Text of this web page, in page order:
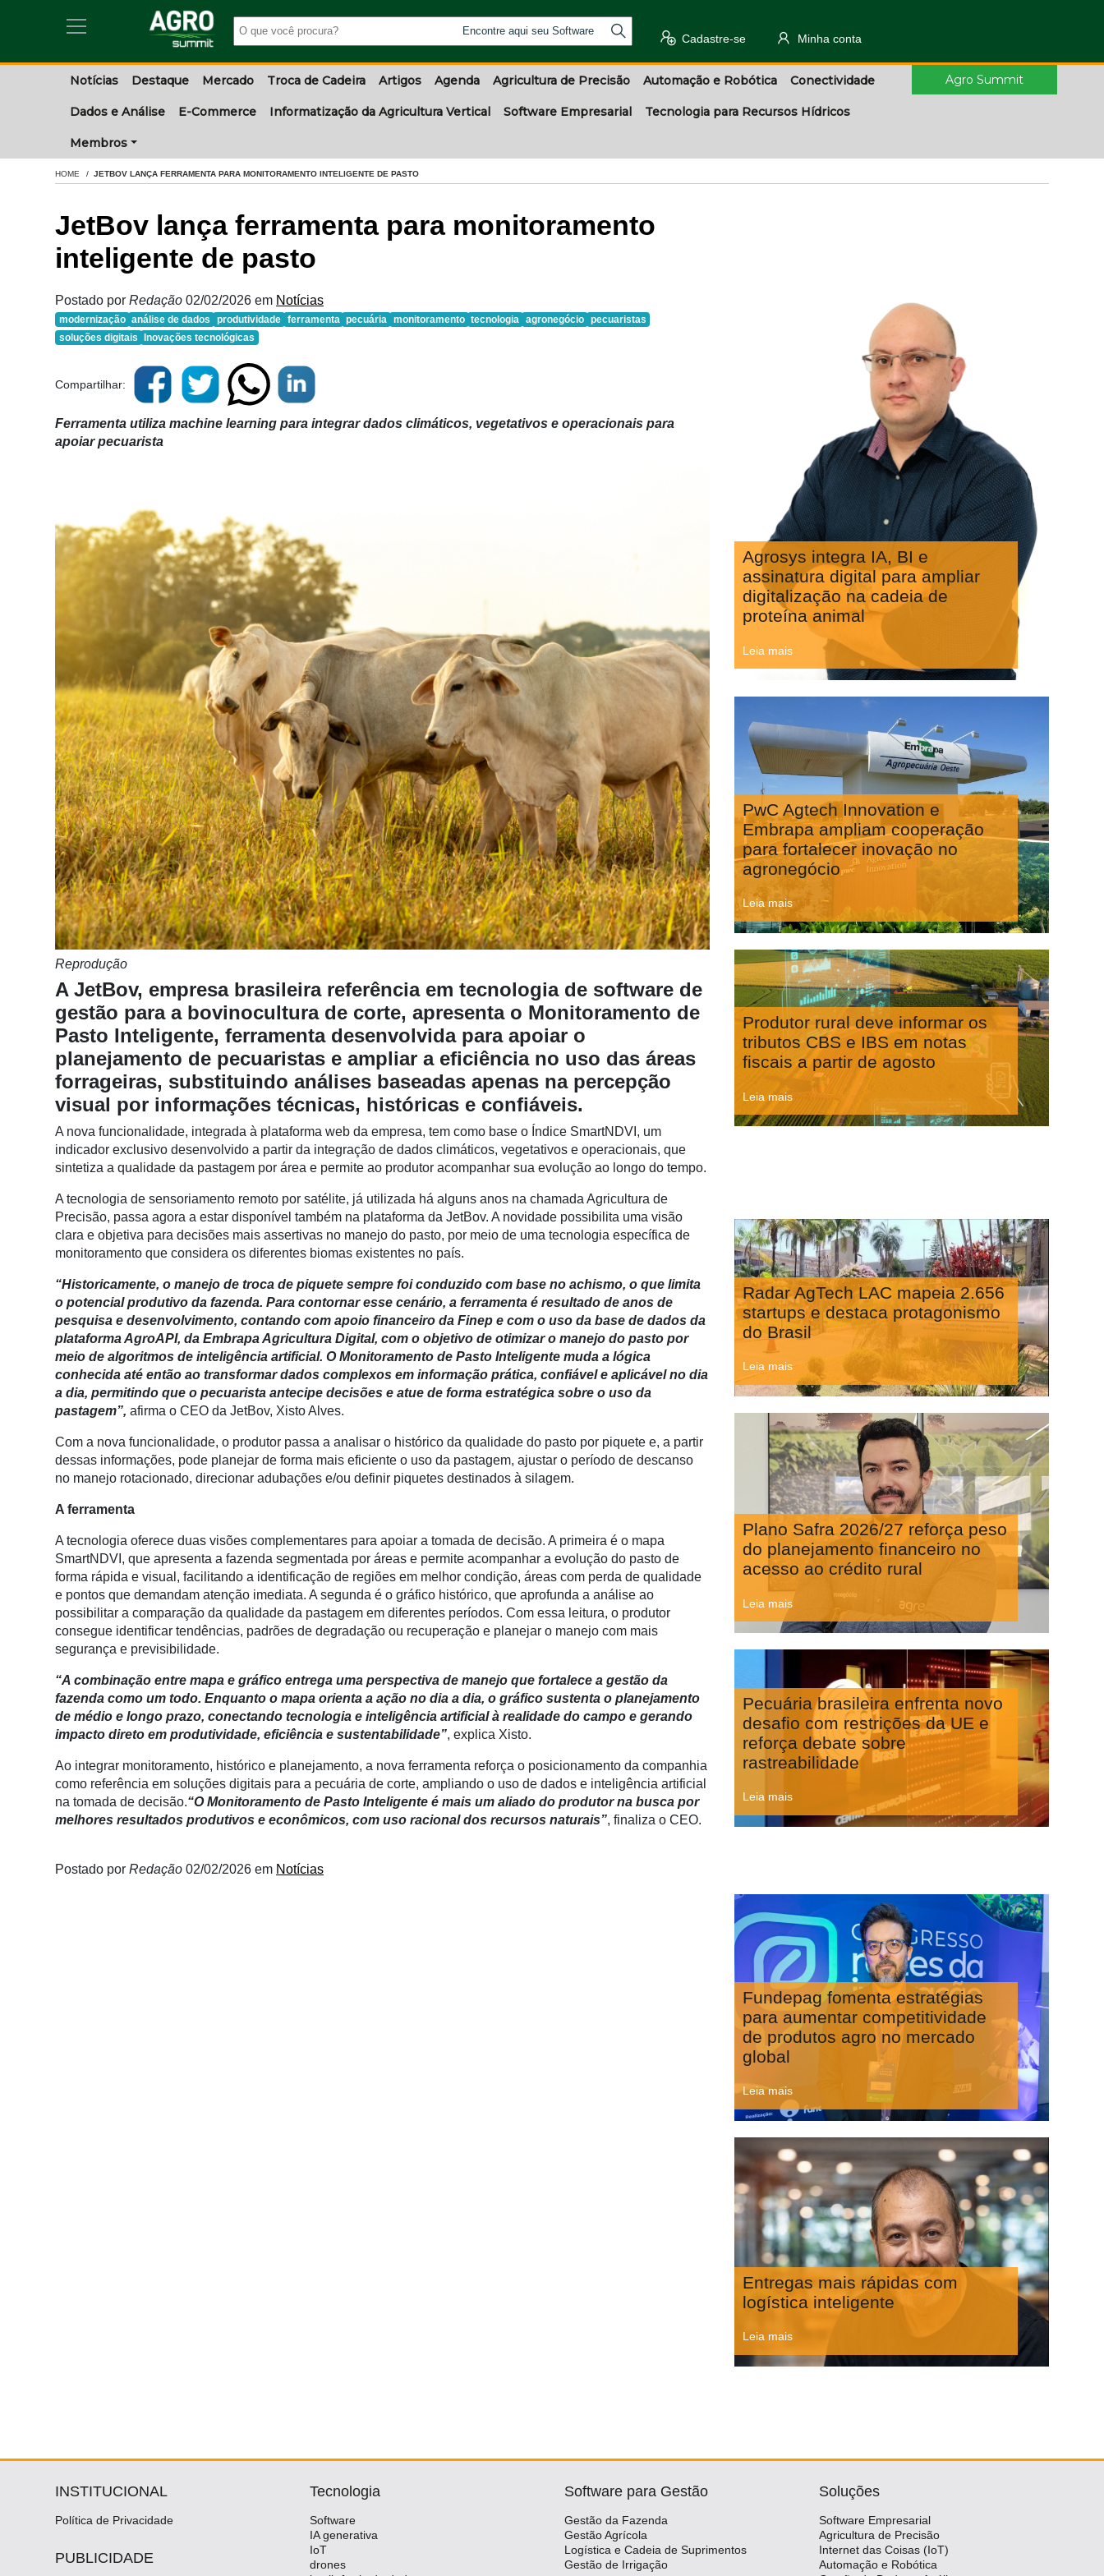
Destaque
Mercado
Precisão
Automação
Robótica
Conectividade
Commerce
Informatização
Agricultura
Software
Empresarial
Tecnologia
Membros
Liberali
Netrin
Néctar
Tecprime
Consulting
Manager
Encontre aqui seu Software
Cadastre-se Minha conta
Notícias Destaque Mercado Troca de Cadeira Artigos Agenda Agricultura de Precisão Automação e Robótica Conectividade
Dados e Análise E-Commerce Informatização da Agricultura Vertical Software Empresarial Tecnologia para Recursos Hídricos
Membros
Agro Summit
HOME JETBOV LANÇA FERRAMENTA PARA MONITORAMENTO INTELIGENTE DE PASTO
JetBov lança ferramenta para monitoramento
inteligente de pasto
Postado por Redação 02/02/2026 em Notícias
modernização análise de dados produtividade ferramenta pecuária monitoramento tecnologia agronegócio pecuaristas
soluções digitais
Inovações tecnológicas
Compartilhar:
Ferramenta utiliza machine learning para integrar dados climáticos, vegetativos e operacionais para
apoiar pecuarista
Reprodução
A JetBov, empresa brasileira referência em tecnologia de software de
gestão para a bovinocultura de corte, apresenta o Monitoramento de
Pasto Inteligente, ferramenta desenvolvida para apoiar o
planejamento de pecuaristas e ampliar a eficiência no uso das áreas
forrageiras, substituindo análises baseadas apenas na percepção
visual por informações técnicas, históricas e confiáveis.
A nova funcionalidade, integrada à plataforma web da empresa, tem como base o Índice SmartNDVI, um
indicador exclusivo desenvolvido a partir da integração de dados climáticos, vegetativos e operacionais, que
sintetiza a qualidade da pastagem por área e permite ao produtor acompanhar sua evolução ao longo do tempo.
A tecnologia de sensoriamento remoto por satélite, já utilizada há alguns anos na chamada Agricultura de
Precisão, passa agora a estar disponível também na plataforma da JetBov. A novidade possibilita uma visão
clara e objetiva para decisões mais assertivas no manejo do pasto, por meio de uma tecnologia específica de
monitoramento que considera os diferentes biomas existentes no país.
“Historicamente, o manejo de troca de piquete sempre foi conduzido com base no achismo, o que limita
o potencial produtivo da fazenda. Para contornar esse cenário, a ferramenta é resultado de anos de
pesquisa e desenvolvimento, contando com apoio financeiro da Finep e com o uso da base de dados da
plataforma AgroAPI, da Embrapa Agricultura Digital, com o objetivo de otimizar o manejo do pasto por
meio de algoritmos de inteligência artificial. O Monitoramento de Pasto Inteligente muda a lógica
conhecida até então ao transformar dados complexos em informação prática, confiável e aplicável no dia
a dia, permitindo que o pecuarista antecipe decisões e atue de forma estratégica sobre o uso da
pastagem”, afirma o CEO da JetBov, Xisto Alves.
Com a nova funcionalidade, o produtor passa a analisar o histórico da qualidade do pasto por piquete e, a partir
dessas informações, pode planejar de forma mais eficiente o uso da pastagem, ajustar o período de descanso
no manejo rotacionado, direcionar adubações e/ou definir piquetes destinados à silagem.
A ferramenta
A tecnologia oferece duas visões complementares para apoiar a tomada de decisão. A primeira é o mapa
SmartNDVI, que apresenta a fazenda segmentada por áreas e permite acompanhar a evolução do pasto de
forma rápida e visual, facilitando a identificação de regiões em melhor condição, áreas com perda de qualidade
e pontos que demandam atenção imediata. A segunda é o gráfico histórico, que aprofunda a análise ao
possibilitar a comparação da qualidade da pastagem em diferentes períodos. Com essa leitura, o produtor
consegue identificar tendências, padrões de degradação ou recuperação e planejar o manejo com mais
segurança e previsibilidade.
“A combinação entre mapa e gráfico entrega uma perspectiva de manejo que fortalece a gestão da
fazenda como um todo. Enquanto o mapa orienta a ação no dia a dia, o gráfico sustenta o planejamento
de médio e longo prazo, conectando tecnologia e inteligência artificial à realidade do campo e gerando
impacto direto em produtividade, eficiência e sustentabilidade”, explica Xisto.
Ao integrar monitoramento, histórico e planejamento, a nova ferramenta reforça o posicionamento da companhia
como referência em soluções digitais para a pecuária de corte, ampliando o uso de dados e inteligência artificial
na tomada de decisão.“O Monitoramento de Pasto Inteligente é mais um aliado do produtor na busca por
melhores resultados produtivos e econômicos, com uso racional dos recursos naturais”, finaliza o CEO.
Postado por Redação 02/02/2026 em Notícias
Agrosys integra IA, BI e
assinatura digital para ampliar
digitalização na cadeia de
proteína animal
Leia mais
PwC Agtech Innovation e
Embrapa ampliam cooperação
para fortalecer inovação no
agronegócio
Leia mais
Produtor rural deve informar os
tributos CBS e IBS em notas
fiscais a partir de agosto
Leia mais
Radar AgTech LAC mapeia 2.656
startups e destaca protagonismo
do Brasil
Leia mais
Plano Safra 2026/27 reforça peso
do planejamento financeiro no
acesso ao crédito rural
Leia mais
Pecuária brasileira enfrenta novo
desafio com restrições da UE e
reforça debate sobre
rastreabilidade
Leia mais
Fundepag fomenta estratégias
para aumentar competitividade
de produtos agro no mercado
global
Leia mais
Entregas mais rápidas com
logística inteligente
Leia mais
INSTITUCIONAL
Política de Privacidade
PUBLICIDADE
Tecnologia
Software
IA generativa
IoT
drones
Software para Gestão
Gestão da Fazenda
Gestão Agrícola
Logística e Cadeia de Suprimentos
Gestão de Irrigação
Soluções
Software Empresarial
Agricultura de Precisão
Internet das Coisas (IoT)
Automação e Robótica